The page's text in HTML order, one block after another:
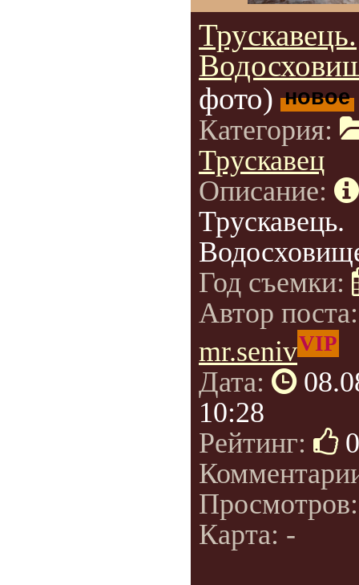
Трускавець.
фото) новое
Категория:
Трускавец
Описание:
Трускавець.
Год съемки:
Автор
mr.senivVIP
Дата:
10:28
Рейтинг:
0
Карта: -